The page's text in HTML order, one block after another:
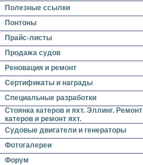
Полезные ссылки
Понтоны
Прайс-листы
Продажа судов
Реновация и ремонт
Сертификаты и награды
Специальные разработки
Стоянка катеров и яхт. Эллинг. Ремонт
катеров и ремонт яхт.
Судовые двигатели и генераторы
Фотогалереи
Форум